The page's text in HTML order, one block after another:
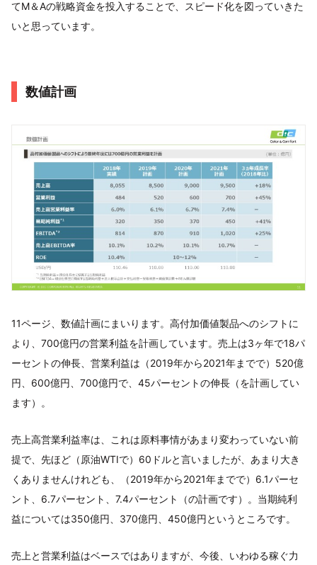
てM＆Aの戦略資金を投入することで、スピード化を図っていきた
いと思っています。
数値計画
11ページ、数値計画にまいります。高付加価値製品へのシフトに
より、700億円の営業利益を計画しています。売上は3ヶ年で18パ
ーセントの伸長、営業利益は（2019年から2021年までで）520億
円、600億円、700億円で、45パーセントの伸長（を計画してい
ます）。
売上高営業利益率は、これは原料事情があまり変わっていない前
提で、先ほど（原油WTIで）60ドルと言いましたが、あまり大き
くありませんけれども、（2019年から2021年までで）6.1パーセ
ント、6.7パーセント、7.4パーセント（の計画です）。当期純利
益については350億円、370億円、450億円というところです。
売上と営業利益はベースではありますが、今後、いわゆる稼ぐ力